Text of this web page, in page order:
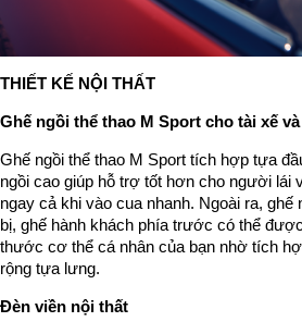
THIẾT KẾ NỘI THẤT
Ghế ngồi thể thao M Sport cho tài xế
Ghế ngồi thể thao M Sport tích hợp tựa
ngồi cao giúp hỗ trợ tốt hơn cho người lái
ngay cả khi vào cua nhanh. Ngoài ra,
bị, ghế hành khách phía trước có thể
thước cơ thể cá nhân của bạn nhờ tích
rộng tựa lưng.
Đèn viền nội thất